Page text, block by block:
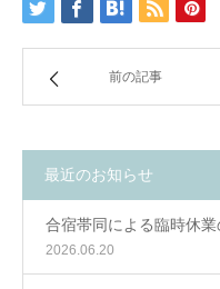
前の記事
最近のお知らせ
合宿帯同による臨時休
2026.06.20